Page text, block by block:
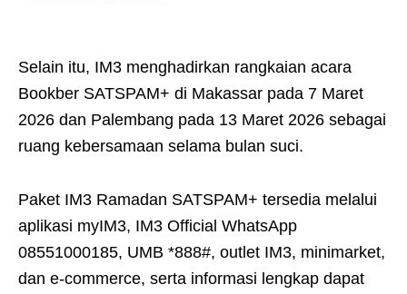
Selain itu, IM3 menghadirkan rangkaian acara
Bookber SATSPAM+ di Makassar pada 7 Maret
2026 dan Palembang pada 13 Maret 2026 sebagai
ruang kebersamaan selama bulan suci.
Paket IM3 Ramadan SATSPAM+ tersedia melalui
aplikasi myIM3, IM3 Official WhatsApp
08551000185, UMB *888#, outlet IM3, minimarket,
dan e-commerce, serta informasi lengkap dapat